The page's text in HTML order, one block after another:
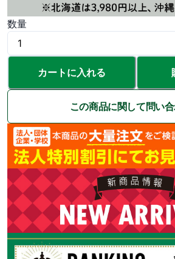
数量
カートに入れる
この商品に関して問い